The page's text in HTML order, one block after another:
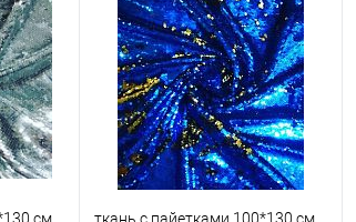
Купить в 1 клик
Сравнение
В избранное
В наличии
см
ткань с пайетками 100*130 см